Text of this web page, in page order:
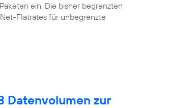
ein. Die bisher begrenzten
Flatrates für unbegrenzte
Datenvolumen zur